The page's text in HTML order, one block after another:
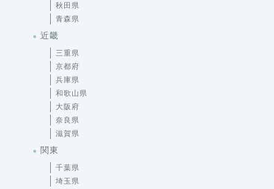
秋田県
青森県
近畿
三重県
京都府
兵庫県
和歌山県
大阪府
奈良県
滋賀県
関東
千葉県
埼玉県